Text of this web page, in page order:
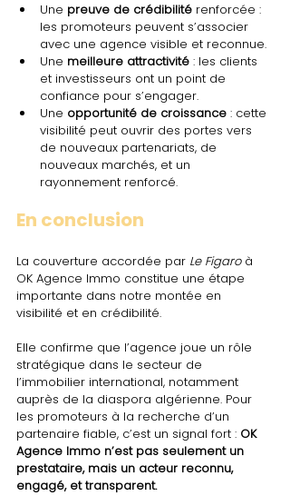
Une preuve de crédibilité renforcée :
les promoteurs peuvent s’associer
avec une agence visible et reconnue.
Une meilleure attractivité : les clients
et investisseurs ont un point de
confiance pour s’engager.
Une opportunité de croissance : cette
visibilité peut ouvrir des portes vers
de nouveaux partenariats, de
nouveaux marchés, et un
rayonnement renforcé.
En conclusion
La couverture accordée par Le Figaro à
OK Agence Immo constitue une étape
importante dans notre montée en
visibilité et en crédibilité.
Elle confirme que l’agence joue un rôle
stratégique dans le secteur de
l’immobilier international, notamment
auprès de la diaspora algérienne. Pour
les promoteurs à la recherche d’un
partenaire fiable, c’est un signal fort : OK
Agence Immo n’est pas seulement un
prestataire, mais un acteur reconnu,
engagé, et transparent.